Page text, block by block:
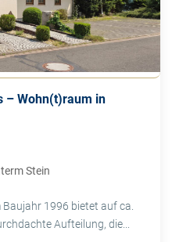
– Wohn(t)raum in
Stein
1996 bietet auf ca.
Aufteilung, die...